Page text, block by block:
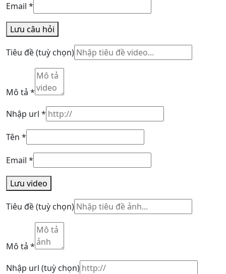
Email *
Lưu câu hỏi
Tiêu đề(tuỳ chọn)
Mô tả *
Nhập url *
Tên *
Email *
Lưu video
Tiêu đề(tuỳ chọn)
Mô tả *
Nhập url (tuỳ chọn)